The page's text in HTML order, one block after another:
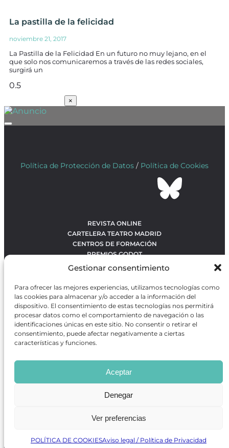
Gestionar consentimiento
Para ofrecer las mejores experiencias, utilizamos tecnologías como
las cookies para almacenar y/o acceder a la información del
dispositivo. El consentimiento de estas tecnologías nos permitirá
procesar datos como el comportamiento de navegación o las
identificaciones únicas en este sitio. No consentir o retirar el
consentimiento, puede afectar negativamente a ciertas
características y funciones.
Aceptar
Denegar
Ver preferencias
POLÍTICA DE COOKIESAviso legal / Política de Privacidad
La pastilla de la felicidad
noviembre 21, 2017
La Pastilla de la Felicidad En un futuro no muy lejano, en el
que solo nos comunicaremos a través de las redes sociales,
surgirá un
×
Política de Protección de Datos / Política de Cookies
REVISTA ONLINE
CARTELERA TEATRO MADRID
CENTROS DE FORMACIÓN
PREMIOS GODOT
CONTACTO
OBRAS MÁS VOTADAS
RANKING MEJORES OBRAS
BÚSQUEDA AVANZADA DE OBRAS
Revista GODOTes una revista independiente especializada
en información sobre artes escénicas de Madrid, gratuita y
que se distribuye en espacios escénicos, además de otros
puntos de interés turístico y de ocio de la capital.
Desarrollado por Precise Future